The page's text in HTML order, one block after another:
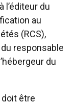
du
au
(RCS),
responsable
du
doit être